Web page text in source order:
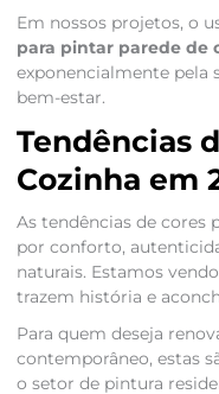
Em nossos projetos, o
para pintar parede de
exponencialmente pela
bem-estar.
Tendências
Cozinha em
As tendências de cores
por conforto,
naturais. Estamos
trazem história e
Para quem deseja
contemporâneo, estas
o setor de pintura